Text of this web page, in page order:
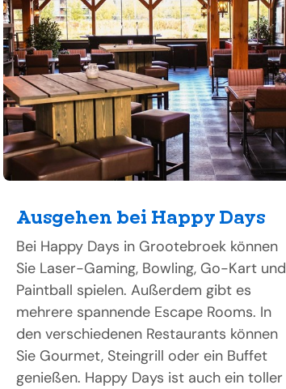
Ausgehen bei Happy Days
Bei Happy Days in Grootebroek können
Sie Laser-Gaming, Bowling, Go-Kart und
Paintball spielen. Außerdem gibt es
mehrere spannende Escape Rooms. In
den verschiedenen Restaurants können
Sie Gourmet, Steingrill oder ein Buffet
genießen. Happy Days ist auch ein toller